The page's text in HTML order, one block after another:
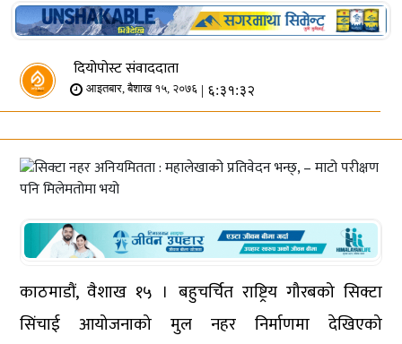
दियोपोस्ट संवाददाता
आइतबार, बैशाख १५, २०७६ | ६:३१:३२
काठमाडौं, वैशाख १५ । बहुचर्चित राष्ट्रिय गौरबको सिक्टा
सिंचाई आयोजनाको मुल नहर निर्माणमा देखिएको